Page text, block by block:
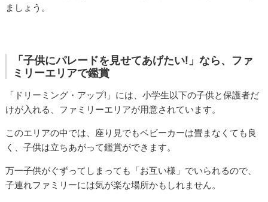
ましょう。
「子供にパレードを見せてあげたい!」なら、ファ
ミリーエリアで鑑賞
「ドリーミング・アップ!」には、小学生以下の子供と保護者だ
けが入れる、ファミリーエリアが用意されています。
このエリアの中では、座り見でもベビーカーは畳まなくても良
く、子供は立ちあがって鑑賞ができます。
万一子供がぐずってしまっても「お互い様」でいられるので、
子連れファミリーには気が楽な場所かもしれません。